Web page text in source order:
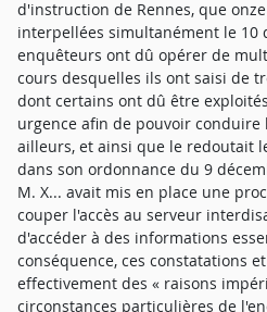
d'instruction de Rennes, que
interpellées simultanément le 10
enquêteurs ont dû opérer de
cours desquelles ils ont saisi de
dont certains ont dû être
urgence afin de pouvoir
ailleurs, et ainsi que le redoutait
dans son ordonnance du 9
M. X... avait mis en place une
couper l'accès au serveur
d'accéder à des informations
conséquence, ces constatations
effectivement des « raisons
circonstances particulières de